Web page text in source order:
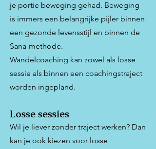
je portie beweging gehad. Beweging
is immers een belangrijke pijler binnen
een gezonde levensstijl en binnen de
Sana-methode.
Wandelcoaching kan zowel als losse
sessie als binnen een coachingstraject
worden ingepland.
Losse sessies
Wil je liever zonder traject werken? Dan
kan je ook kiezen voor losse